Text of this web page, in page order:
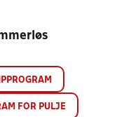
FOR PULJE